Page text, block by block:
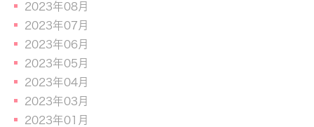
2023年08月
2023年07月
2023年06月
2023年05月
2023年04月
2023年03月
2023年01月